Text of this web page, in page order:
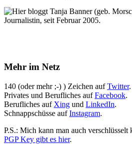
Hier bloggt Tanja Banner (geb.
Journalistin, seit Februar 2005.
Mehr im Netz
140 (oder mehr ;-) ) Zeichen aufTwitter.
Privates und Berufliches aufFacebook.
Berufliches auf Xing und LinkedIn.
Schnappschüsse aufInstagram.
P.S.: Mich kann man auch
PGP Key gibt es hier.